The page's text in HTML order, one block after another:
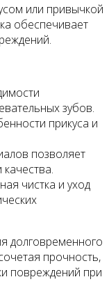
или привычкой
обеспечивает
зубов.
прикуса и
позволяет
чистка и уход
долговременного
прочность,
повреждений при